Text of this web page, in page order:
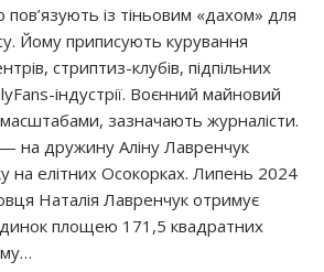
із тіньовим «дахом» для
Йому приписують курування
стриптиз-клубів, підпільних
індустрії. Воєнний майновий
зазначають журналісти.
на дружину Аліну Лавренчук
на елітних Осокорках. Липень 2024
Наталія Лавренчук отримує
площею 171,5 квадратних